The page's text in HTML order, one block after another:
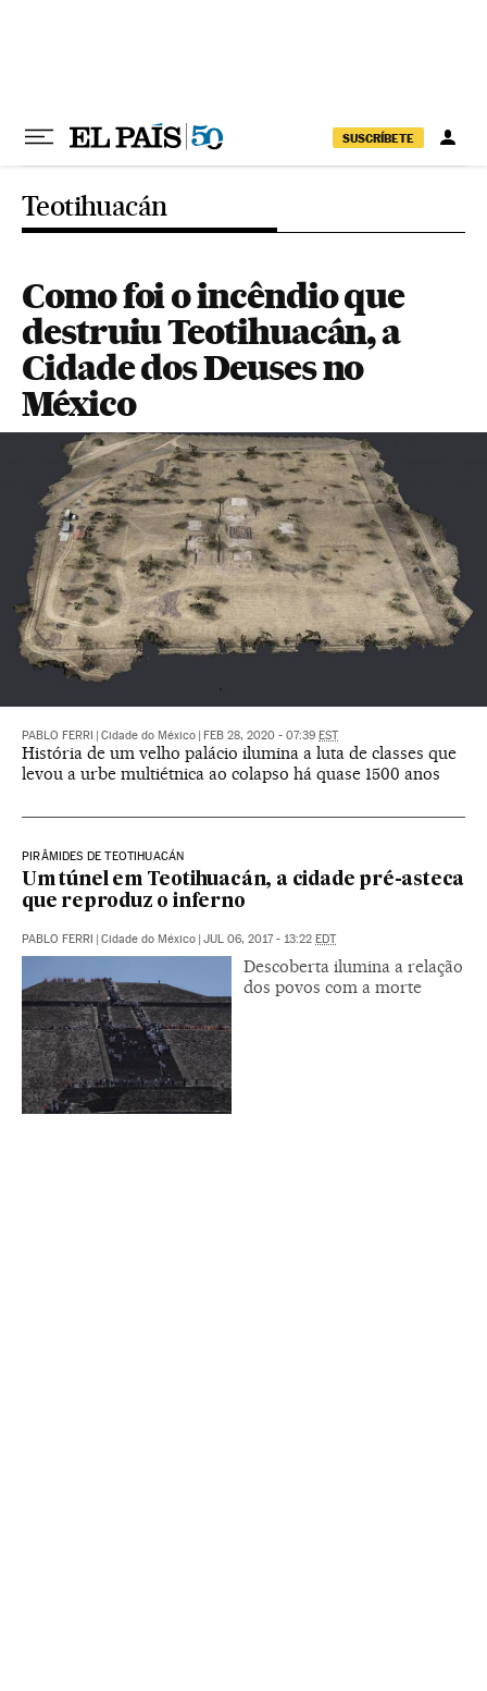
SUSCRÍBETE
Teotihuacán
Como foi o incêndio que
destruiu Teotihuacán, a
Cidade dos Deuses no
México
PABLO FERRI Cidade do México FEB 28, 2020 - 07:39 EST
História de um velho palácio ilumina a luta de classes que
levou a urbe multiétnica ao colapso há quase 1500 anos
PIRÂMIDES DE TEOTIHUACÁN
Um túnel em Teotihuacán, a cidade pré-asteca
que reproduz o inferno
PABLO FERRI Cidade do México JUL 06, 2017 - 13:22 EDT
Descoberta ilumina a relação
dos povos com a morte